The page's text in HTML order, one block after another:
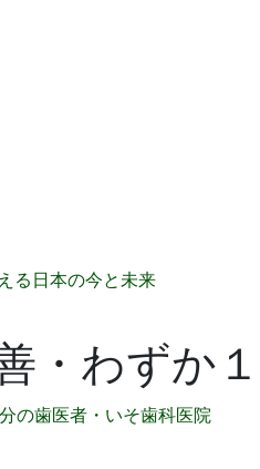
る日本の今と未来
・わずか